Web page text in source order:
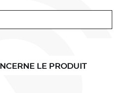
LE PRODUIT